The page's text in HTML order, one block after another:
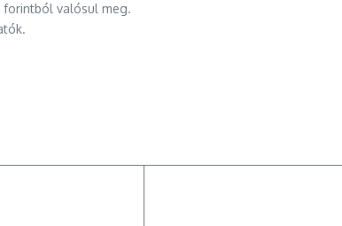
forintból valósul meg.